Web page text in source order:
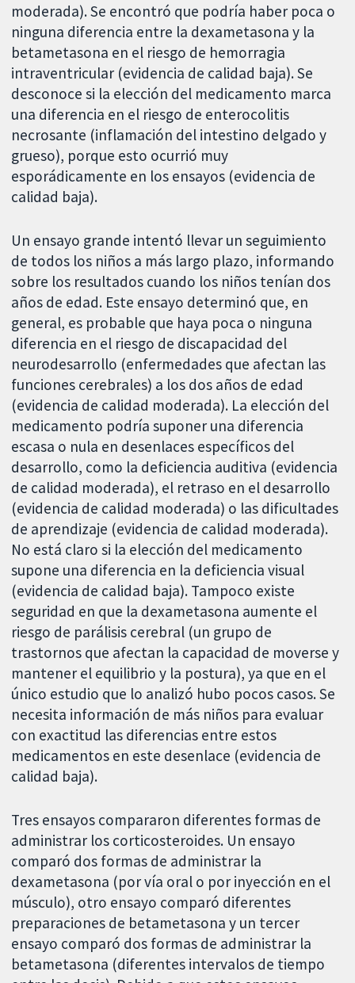
moderada). Se encontró que podría haber poca o
ninguna diferencia entre la dexametasona y la
betametasona en el riesgo de hemorragia
intraventricular (evidencia de calidad baja). Se
desconoce si la elección del medicamento marca
una diferencia en el riesgo de enterocolitis
necrosante (inflamación del intestino delgado y
grueso), porque esto ocurrió muy
esporádicamente en los ensayos (evidencia de
calidad baja).
Un ensayo grande intentó llevar un seguimiento
de todos los niños a más largo plazo, informando
sobre los resultados cuando los niños tenían dos
años de edad. Este ensayo determinó que, en
general, es probable que haya poca o ninguna
diferencia en el riesgo de discapacidad del
neurodesarrollo (enfermedades que afectan las
funciones cerebrales) a los dos años de edad
(evidencia de calidad moderada). La elección del
medicamento podría suponer una diferencia
escasa o nula en desenlaces específicos del
desarrollo, como la deficiencia auditiva (evidencia
de calidad moderada), el retraso en el desarrollo
(evidencia de calidad moderada) o las dificultades
de aprendizaje (evidencia de calidad moderada).
No está claro si la elección del medicamento
supone una diferencia en la deficiencia visual
(evidencia de calidad baja). Tampoco existe
seguridad en que la dexametasona aumente el
riesgo de parálisis cerebral (un grupo de
trastornos que afectan la capacidad de moverse y
mantener el equilibrio y la postura), ya que en el
único estudio que lo analizó hubo pocos casos. Se
necesita información de más niños para evaluar
con exactitud las diferencias entre estos
medicamentos en este desenlace (evidencia de
calidad baja).
Tres ensayos compararon diferentes formas de
administrar los corticosteroides. Un ensayo
comparó dos formas de administrar la
dexametasona (por vía oral o por inyección en el
músculo), otro ensayo comparó diferentes
preparaciones de betametasona y un tercer
ensayo comparó dos formas de administrar la
betametasona (diferentes intervalos de tiempo